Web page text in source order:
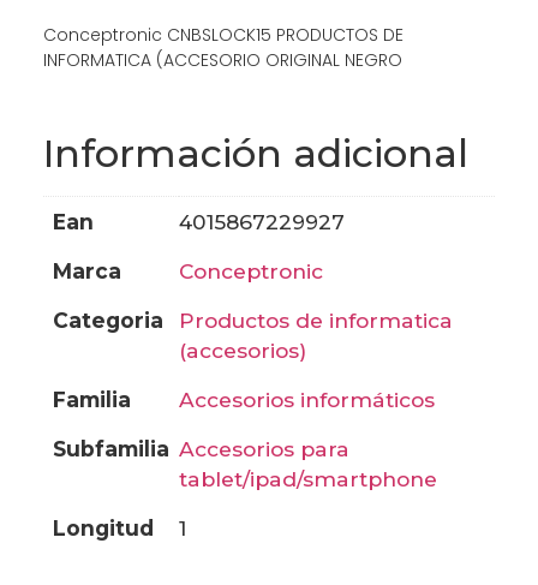
Conceptronic CNBSLOCK15 PRODUCTOS DE
INFORMATICA (ACCESORIO ORIGINAL NEGRO
Información adicional
ean
4015867229927
marca
conceptronic
categoria
productos de informatica
(accesorios)
familia
accesorios informáticos
subfamilia accesorios para
tablet/ipad/smartphone
longitud
1